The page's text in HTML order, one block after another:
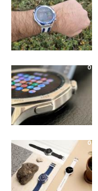
0
0